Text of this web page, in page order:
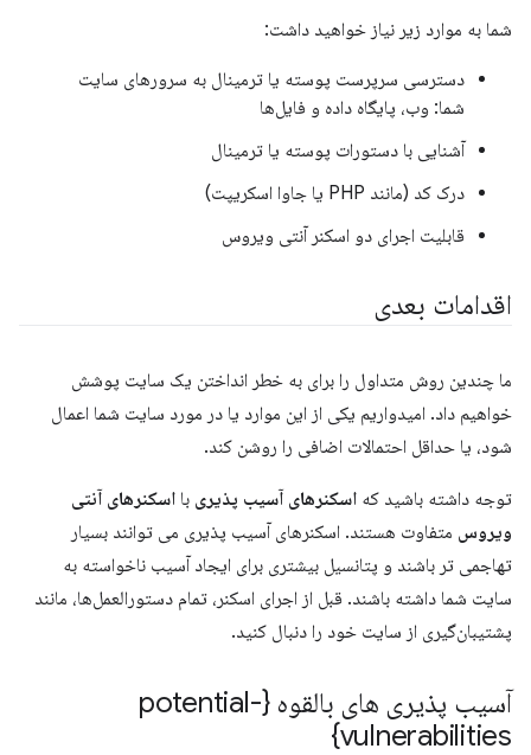
شما به موارد زیر نیاز خواهید داشت:
دسترسی سرپرست پوسته یا ترمینال به سرورهای سایت
شما: وب، پایگاه داده و فایل‌ها
آشنایی با دستورات پوسته یا ترمینال
درک کد (مانند PHP یا جاوا اسکریپت)
قابلیت اجرای دو اسکنر آنتی ویروس
اقدامات بعدی
ما چندین روش متداول را برای به خطر انداختن یک سایت پوشش
خواهیم داد. امیدواریم یکی از این موارد یا در مورد سایت شما اعمال
شود، یا حداقل احتمالات اضافی را روشن کند.
توجه داشته باشید که اسکنرهای آسیب پذیری با اسکنرهای آنتی
ویروس متفاوت هستند. اسکنرهای آسیب پذیری می توانند بسیار
تهاجمی تر باشند و پتانسیل بیشتری برای ایجاد آسیب ناخواسته به
سایت شما داشته باشند. قبل از اجرای اسکنر، تمام دستورالعمل‌ها، مانند
پشتیبان‌گیری از سایت خود را دنبال کنید.
آسیب پذیری های بالقوه {potential-
vulnerabilities}